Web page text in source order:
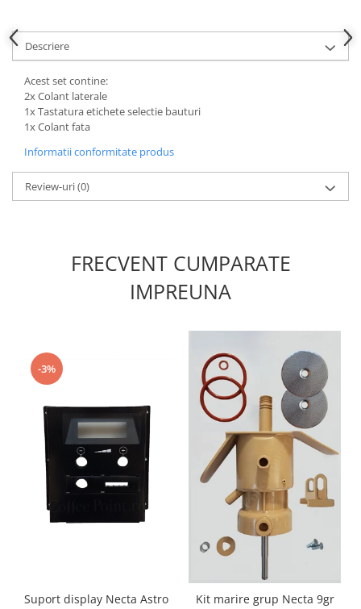
Descriere
Acest set contine:
2x Colant laterale
1x Tastatura etichete selectie bauturi
1x Colant fata
Informatii conformitate produs
Review-uri(0)
FRECVENT CUMPARATE
IMPREUNA
-3%
Suport display Necta Astro
Kit marire grup Necta 9gr